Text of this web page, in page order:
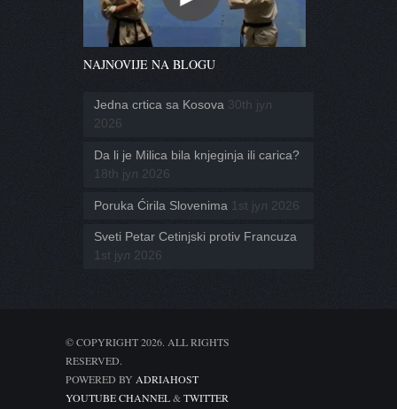
NAJNOVIJE NA BLOGU
Jedna crtica sa Kosova 30th јул
2026
Da li je Milica bila knjeginja ili carica?
18th јул 2026
Poruka Ćirila Slovenima 1st јул 2026
Sveti Petar Cetinjski protiv Francuza
1st јул 2026
© COPYRIGHT 2026. ALL RIGHTS
RESERVED.
POWERED BY ADRIAHOST
YOUTUBE CHANNEL& TWITTER